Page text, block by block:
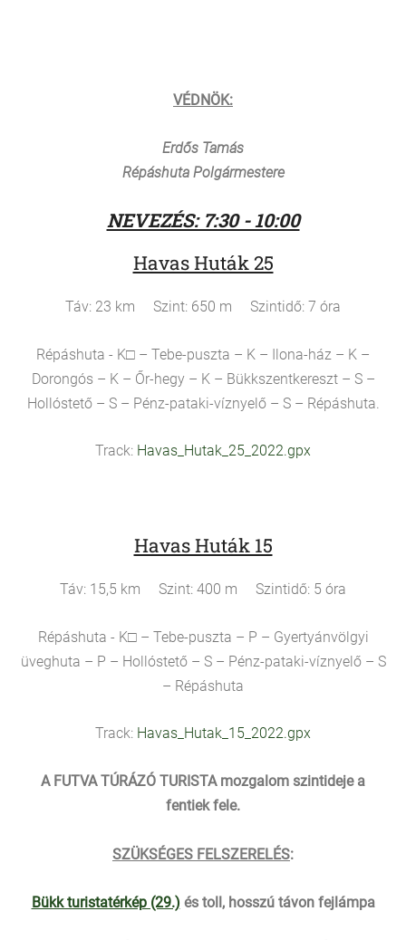
VÉDNÖK:
Erdős Tamás
Répáshuta Polgármestere
NEVEZÉS: 7:30 - 10:00
Havas Huták 25
Táv: 23 km Szint: 650 m Szintidő: 7 óra
Répáshuta - K□ – Tebe-puszta – K – Ilona-ház – K –
Dorongós – K – Őr-hegy – K – Bükkszentkereszt – S –
Hollóstető – S – Pénz-pataki-víznyelő – S – Répáshuta.
Track: Havas_Hutak_25_2022.gpx
Havas Huták 15
Táv: 15,5 km Szint: 400 m Szintidő: 5 óra
Répáshuta - K□ – Tebe-puszta – P – Gyertyánvölgyi
üveghuta – P – Hollóstető – S – Pénz-pataki-víznyelő – S
– Répáshuta
Track: Havas_Hutak_15_2022.gpx
A FUTVA TÚRÁZÓ TURISTA mozgalom szintideje a
fentiek fele.
SZÜKSÉGES FELSZERELÉS:
Bükk turistatérkép (29.) és toll, hosszú távon fejlámpa